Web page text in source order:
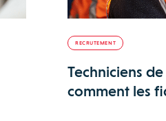
RECRUTEMENT
Techniciens
comment les